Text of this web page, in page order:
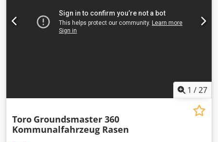
1 /27
Toro Groundsmaster 360
Kommunalfahrzeug Rasen